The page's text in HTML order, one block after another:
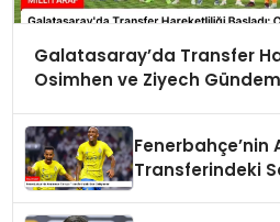
Galatasaray’da Transfer
Osimhen ve Ziyech
Transferindeki